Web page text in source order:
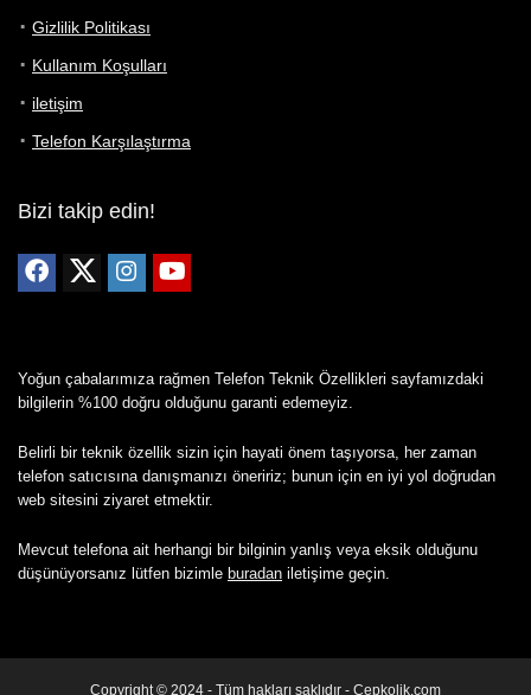
Gizlilik Politikası
Kullanım Koşulları
iletişim
Telefon Karşılaştırma
Bizi takip edin!
Yoğun çabalarımıza rağmen Telefon Teknik Özellikleri sayfamızdaki
bilgilerin %100 doğru olduğunu garanti edemeyiz.
Belirli bir teknik özellik sizin için hayati önem taşıyorsa, her zaman
telefon satıcısına danışmanızı öneririz; bunun için en iyi yol doğrudan
web sitesini ziyaret etmektir.
Mevcut telefona ait herhangi bir bilginin yanlış veya eksik olduğunu
düşünüyorsanız lütfen bizimle buradan iletişime geçin.
Copyright © 2024 - Tüm hakları saklıdır - Cepkolik.com